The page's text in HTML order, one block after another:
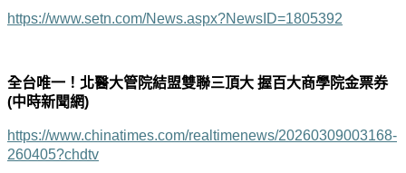
https://www.setn.com/News.aspx?NewsID=1805392
全台唯一！北醫大管院結盟雙聯三頂大 握百大商學院金票券
(中時新聞網)
https://www.chinatimes.com/realtimenews/20260309003168-
260405?chdtv